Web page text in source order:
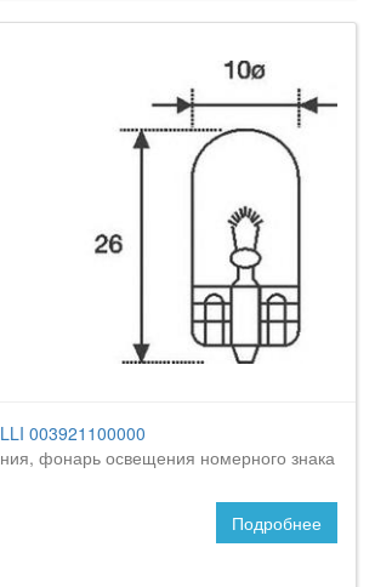
003921100000
фонарь освещения номерного знака
Подробнее